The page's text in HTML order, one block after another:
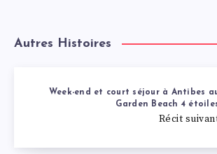
Autres Histoires
Week-end et court séjour à Antibes
Garden Beach 4
Récit